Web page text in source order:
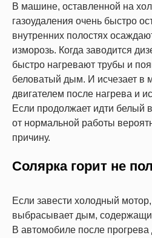
В машине, оставленной на
газоудаления очень быстро
внутренних полостях
изморозь. Когда заводится
быстро нагревают трубы и
беловатый дым. И исчезает в
двигателем после нагрева и
Если продолжает идти белый
от нормальной работы
причину.
Солярка горит не
Если завести холодный
выбрасывает дым,
В автомобиле после